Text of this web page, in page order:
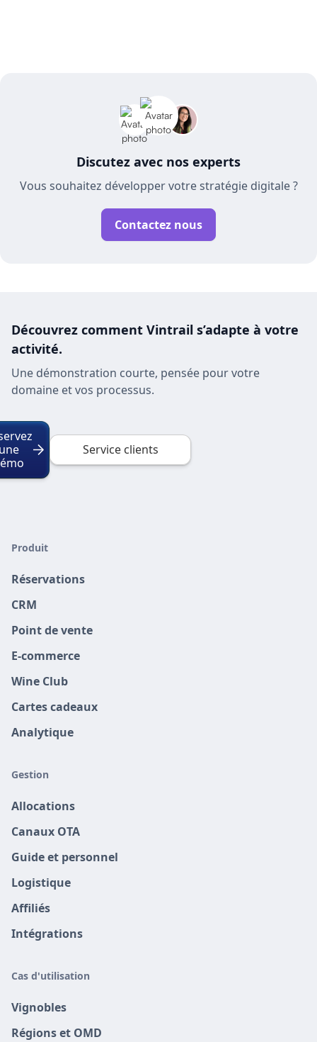
Discutez avec nos experts
Vous souhaitez développer votre stratégie digitale ?
Contactez nous
Découvrez comment Vintrail s’adapte à votre
activité.
Une démonstration courte, pensée pour votre
domaine et vos processus.
Service clients
Produit
Réservations
CRM
Point de vente
E-commerce
Wine Club
Cartes cadeaux
Analytique
Gestion
Allocations
Canaux OTA
Guide et personnel
Logistique
Affiliés
Intégrations
Cas d'utilisation
Vignobles
Régions et OMD